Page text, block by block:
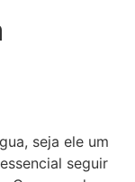
seja ele um
seguir